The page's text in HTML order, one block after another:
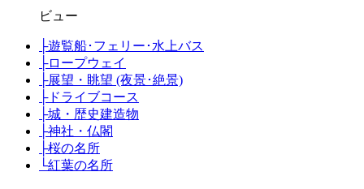
ビュー
├遊覧船･フェリー･水上バス
├ロープウェイ
├展望・眺望 (夜景･絶景)
├ドライブコース
├城・歴史建造物
├神社・仏閣
├桜の名所
└紅葉の名所